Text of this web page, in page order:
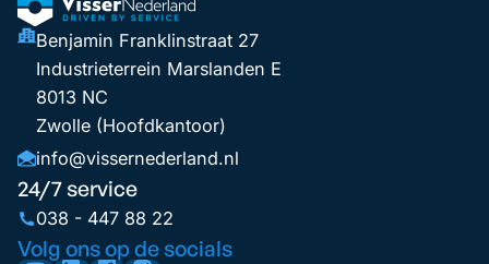
Benjamin Franklinstraat 27
Industrieterrein Marslanden E
8013 NC
Zwolle (Hoofdkantoor)
info@vissernederland.nl
24/7 service
038 - 447 88 22
Volg ons op de socials